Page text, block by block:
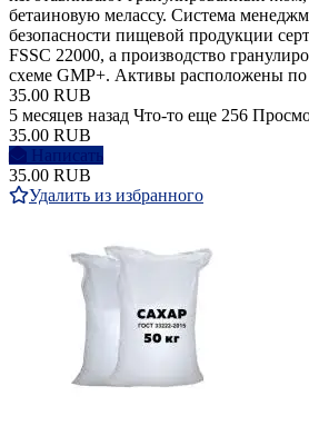
бетаиновую мелассу. Система
безопасности пищевой продукции
FSSC 22000, а производство
схеме GMP+. Активы расположены по
35.00 RUB
5 месяцев назад Что-то еще 256
35.00 RUB
Написать
35.00 RUB
Удалить из избранного